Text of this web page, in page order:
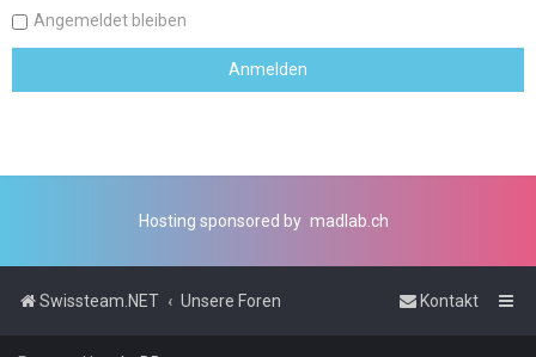
Angemeldet bleiben
Hosting sponsored by madlab.ch
Swissteam.NET Unsere Foren Kontakt